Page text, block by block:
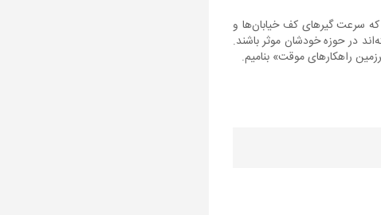
که سرعت گیرهای کف خیابان‌ها و
در حوزه خودشان موثر باشند.
راهکارهای موقت» بنامیم.